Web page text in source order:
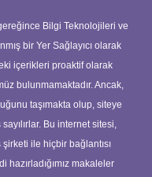
Bilgi Teknolojileri ve
bir Yer Sağlayıcı olarak
içerikleri proaktif olarak
bulunmamaktadır. Ancak,
taşımakta olup, siteye
Bu internet sitesi,
ile hiçbir bağlantısı
hazırladığımız makaleler